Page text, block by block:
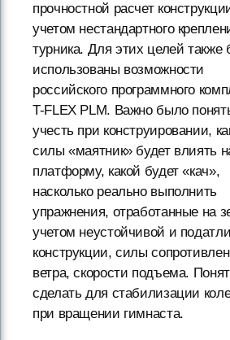
прочностной расчет
учетом нестандартного
турника. Для этих целей также
использованы возможности
российского программного
T-FLEX PLM. Важно было
учесть при конструировании,
силы «маятник» будет влиять
платформу, какой будет «кач»,
насколько реально выполнить
упражнения, отработанные на
учетом неустойчивой и
конструкции, силы
ветра, скорости подъема.
сделать для стабилизации
при вращении гимнаста.